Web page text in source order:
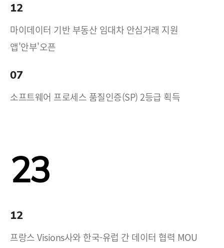
12
마이데이터 기반 부동산 임대차 안심거래 지원
앱'안부'오픈
07
소프트웨어 프로세스 품질인증(SP) 2등급 획득
23
12
프랑스 Visions사와 한국-유럽 간 데이터 협력 MOU